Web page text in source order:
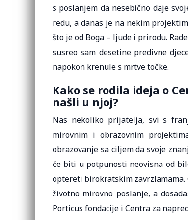
s poslanjem da nesebično daje
redu, a danas je na nekim
što je od Boga – ljude i prirodu.
susreo sam desetine predivne
napokon krenule s mrtve točke.
Kako se rodila ideja o
našli u njoj?
Nas nekoliko prijatelja, svi s
mirovnim i obrazovnim
obrazovanje sa ciljem da svoje
će biti u potpunosti neovisna od
optereti birokratskim
životno mirovno poslanje, a
Porticus fondacije i Centra za